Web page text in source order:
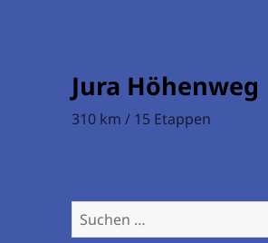
Jura Höhenweg
310 km / 15 Etappen
Suchen
nach: